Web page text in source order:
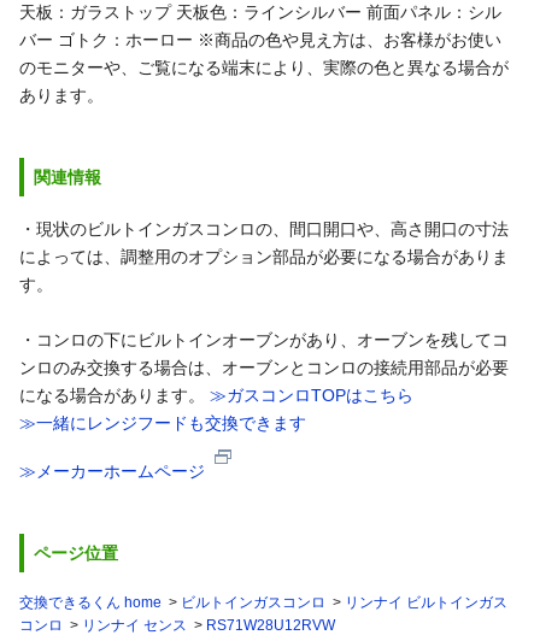
天板：ガラストップ天板色：ラインシルバー 前面パネル：シル
バー ゴトク：ホーロー ※商品の色や見え方は、お客様がお使い
のモニターや、ご覧になる端末により、実際の色と異なる場合が
あります。
関連情報
・現状のビルトインガスコンロの、間口開口や、高さ開口の寸法
によっては、調整用のオプション部品が必要になる場合がありま
す。
・コンロの下にビルトインオーブンがあり、オーブンを残してコ
ンロのみ交換する場合は、オーブンとコンロの接続用部品が必要
になる場合があります。
≫ガスコンロTOPはこちら
≫一緒にレンジフードも交換できます
≫メーカーホームページ
ページ位置
交換できるくん home ビルトインガスコンロ
リンナイ ビルトインガス
コンロ
リンナイ センス RS71W28U12RVW